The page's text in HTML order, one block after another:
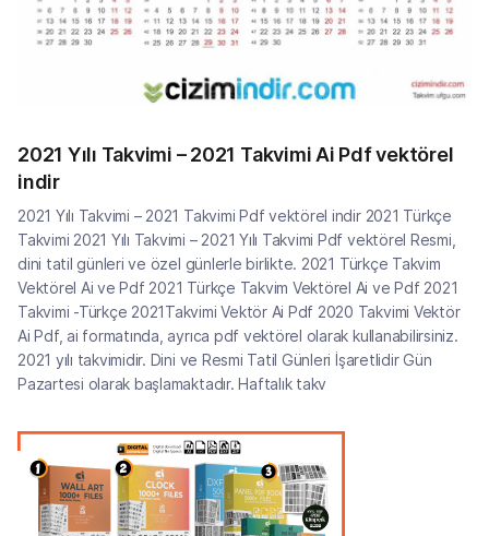
2021 Yılı Takvimi – 2021 Takvimi Ai Pdf vektörel
indir
2021 Yılı Takvimi – 2021 Takvimi Pdf vektörel indir 2021 Türkçe
Takvimi 2021 Yılı Takvimi – 2021 Yılı Takvimi Pdf vektörel Resmi,
dini tatil günleri ve özel günlerle birlikte. 2021 Türkçe Takvim
Vektörel Ai ve Pdf 2021 Türkçe Takvim Vektörel Ai ve Pdf 2021
Takvimi -Türkçe 2021Takvimi Vektör Ai Pdf 2020 Takvimi Vektör
Ai Pdf, ai formatında, ayrıca pdf vektörel olarak kullanabilirsiniz.
2021 yılı takvimidir. Dini ve Resmi Tatil Günleri İşaretlidir Gün
Pazartesi olarak başlamaktadır. Haftalık takv